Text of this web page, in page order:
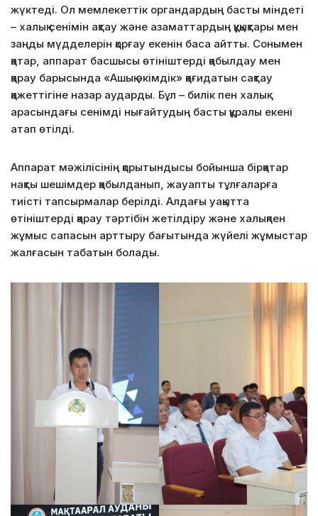
жүктеді. Ол мемлекеттік органдардың басты міндеті
– халық сенімін ақтау және азаматтардың құқықтары мен
заңды мүдделерін қорғау екенін баса айтты. Сонымен
қатар, аппарат басшысы өтініштерді қабылдау мен
қарау барысында «Ашық әкімдік» қағидатын сақтау
қажеттігіне назар аударды. Бұл – билік пен халық
арасындағы сенімді нығайтудың басты құралы екені
атап өтілді.
Аппарат мәжілісінің қорытындысы бойынша бірқатар
нақты шешімдер қабылданып, жауапты тұлғаларға
тиісті тапсырмалар берілді. Алдағы уақытта
өтініштерді қарау тәртібін жетілдіру және халықпен
жұмыс сапасын арттыру бағытында жүйелі жұмыстар
жалғасын табатын болады.